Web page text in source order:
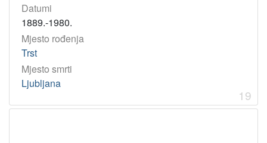
Datumi
1889.-1980.
Mjesto rođenja
Trst
Mjesto smrti
Ljubljana
19